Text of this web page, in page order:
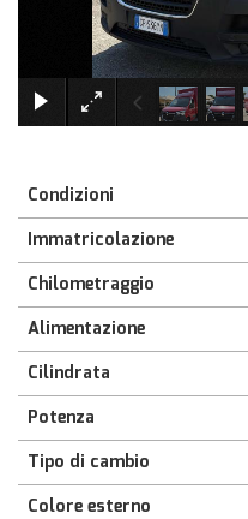
Condizioni
Immatricolazione
Chilometraggio
Alimentazione
Cilindrata
Potenza
Tipo di cambio
Colore esterno